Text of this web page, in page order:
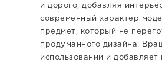
и дорого, добавляя
современный характер
предмет, который не
продуманного дизайна.
использовании и добавляет